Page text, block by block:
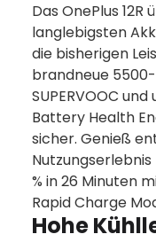
Das OnePlus
langlebigsten
die bisherigen
brandneue
SUPERVOOC
Battery Health
sicher. Genieß
Nutzungserlebnis
% in 26 Minuten
Rapid Charge
Hohe